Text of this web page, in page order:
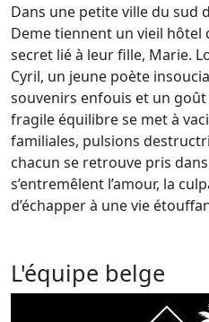
Dans une petite ville du sud
Deme tiennent un vieil hôtel
secret lié à leur fille, Marie.
Cyril, un jeune poète
souvenirs enfouis et un
fragile équilibre se met à
familiales, pulsions
chacun se retrouve pris
s’entremêlent l’amour, la
d’échapper à une vie
L'équipe belge